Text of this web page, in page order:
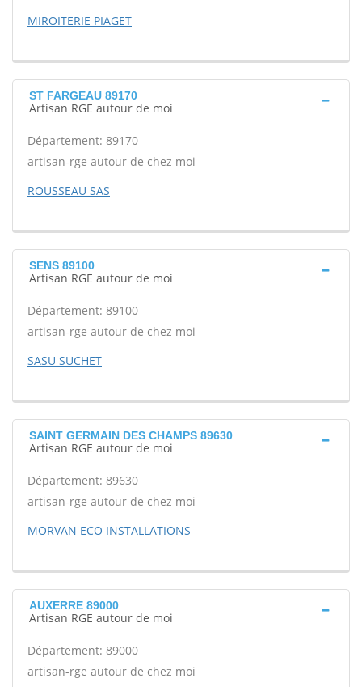
MIROITERIE PIAGET
ST FARGEAU 89170
Artisan RGE autour de moi
Département: 89170
artisan-rge autour de chez moi
ROUSSEAU SAS
SENS 89100
Artisan RGE autour de moi
Département: 89100
artisan-rge autour de chez moi
SASU SUCHET
SAINT GERMAIN DES CHAMPS 89630
Artisan RGE autour de moi
Département: 89630
artisan-rge autour de chez moi
MORVAN ECO INSTALLATIONS
AUXERRE 89000
Artisan RGE autour de moi
Département: 89000
artisan-rge autour de chez moi